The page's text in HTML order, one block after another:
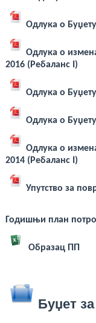
Одлука о
Oдлука о
2016 (Ребаланс I)
Одлука о
Одлука о
Одлука о
2014 (Ребаланс I)
Упутство за
Годишњи план
Образац ПП
Буџет